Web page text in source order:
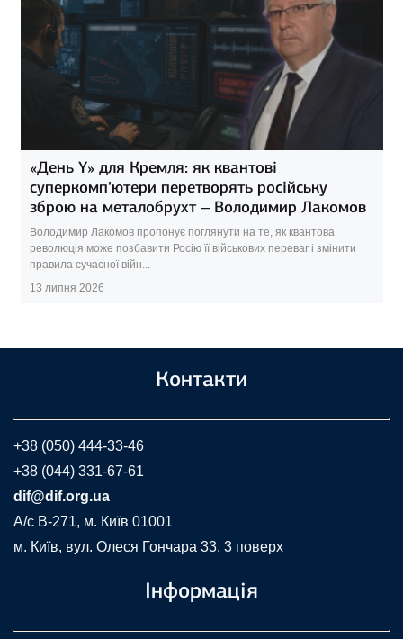
«День Y» для Кремля: як квантові
суперкомп’ютери перетворять російську
зброю на металобрухт – Володимир Лакомов
Володимир Лакомов пропонує поглянути на те, як квантова
революція може позбавити Росію її військових переваг і змінити
правила сучасної війн...
13 липня 2026
Контакти
+38 (050) 444-33-46
+38 (044) 331-67-61
dif@dif.org.ua
A/c В-271, м. Київ 01001
м. Київ, вул. Олеся Гончара 33, 3 поверх
Інформація